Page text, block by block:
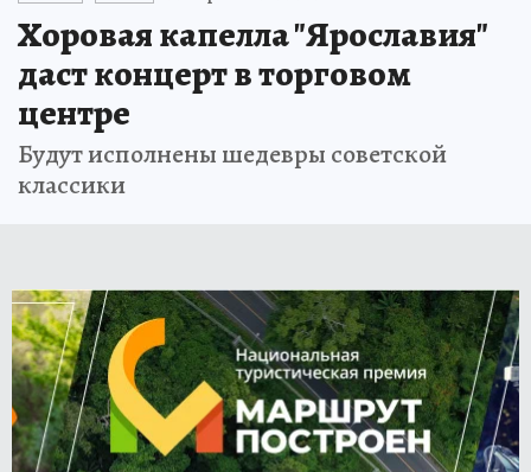
Хоровая капелла "Ярославия"
даст концерт в торговом
центре
Будут исполнены шедевры советской
классики